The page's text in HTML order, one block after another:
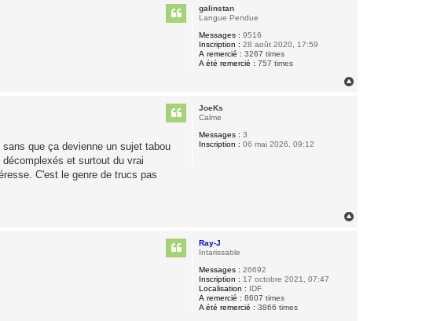
galinstan
Langue Pendue
Messages : 9516
Inscription : 28 août 2020, 17:59
A remercié : 3267 times
A été remercié : 757 times
JoeKs
Calme
Messages : 3
Inscription : 06 mai 2026, 09:12
que ça devienne un sujet tabou
et surtout du vrai
C'est le genre de trucs pas
Ray-J
Intarissable
Messages : 26692
Inscription : 17 octobre 2021, 07:47
Localisation : IDF
A remercié : 8607 times
A été remercié : 3866 times